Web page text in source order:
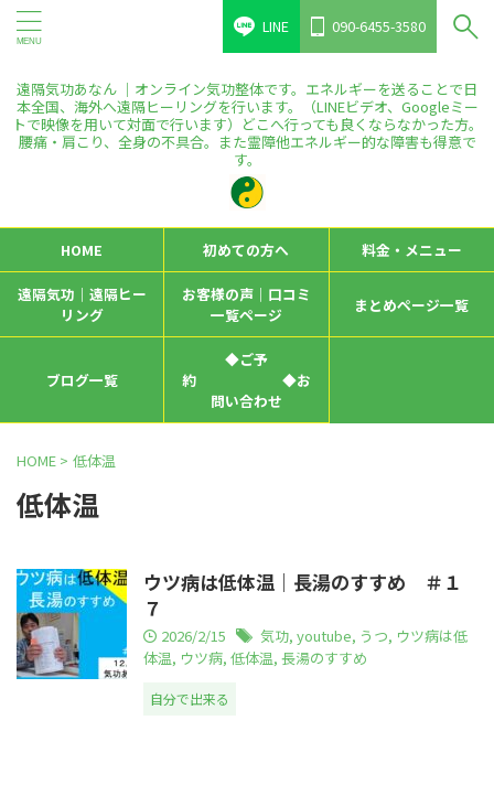
LINE 090-6455-3580
遠隔気功あなん ｜オンライン気功整体です。エネルギーを送ることで日
本全国、海外へ遠隔ヒーリングを行います。（LINEビデオ、Googleミー
トで映像を用いて対面で行います）どこへ行っても良くならなかった方。
腰痛・肩こり、全身の不具合。また霊障他エネルギー的な障害も得意で
す。
HOME 初めての方へ 料金・メニュー
遠隔気功｜遠隔ヒー
リング
お客様の声｜口コミ
一覧ページ
まとめページ一覧
ブログ一覧
◆ご予
約 ◆お
問い合わせ
HOME > 低体温
低体温
ウツ病は低体温｜長湯のすすめ ＃１
７
2026/2/15 気功, youtube, うつ, ウツ病は低
体温, ウツ病, 低体温, 長湯のすすめ
自分で出来る